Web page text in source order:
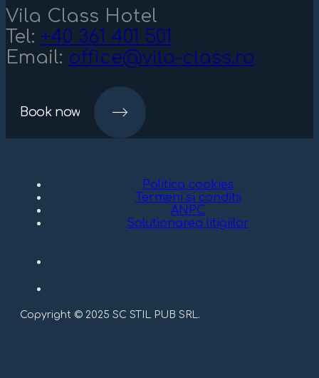
Vila Class Hotel
Tel: +40 361 401 501
Email: office@vila-class.ro
Book now
Politica cookies
Termeni si conditii
ANPC
Solutionarea litigiilor
Copyright © 2025 SC STIL PUB SRL.